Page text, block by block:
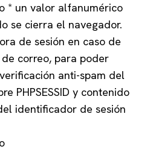
* un valor alfanumérico
se cierra el navegador.
de sesión en caso de
correo, para poder
anti-spam del
PHPSESSID y contenido
identificador de sesión